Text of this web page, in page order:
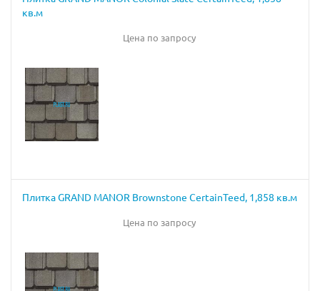
кв.м
Цена по запросу
Плитка GRAND MANOR Brownstone CertainTeed, 1,858 кв.м
Цена по запросу